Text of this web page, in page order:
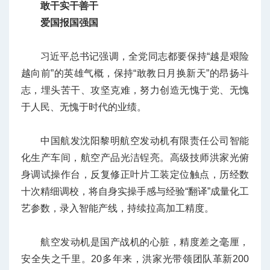
敢干实干善干
爱国报国强国
习近平总书记强调，全党同志都要保持“越是艰险
越向前”的英雄气概，保持“敢教日月换新天”的昂扬斗
志，埋头苦干、攻坚克难，努力创造无愧于党、无愧
于人民、无愧于时代的业绩。
中国航发沈阳黎明航空发动机有限责任公司智能
化生产车间，航空产品光洁锃亮。高级技师洪家光俯
身调试操作台，反复修正叶片工装定位触点，历经数
十次精细调校，将自身实操手感与经验“翻译”成量化工
艺参数，录入智能产线，持续拉高加工精度。
航空发动机是国产战机的心脏，精度差之毫厘，
安全失之千里。20多年来，洪家光带领团队革新200